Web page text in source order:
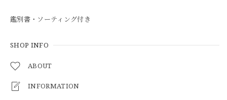
鑑別書・ソーティング付き
SHOP INFO
ABOUT
INFORMATION